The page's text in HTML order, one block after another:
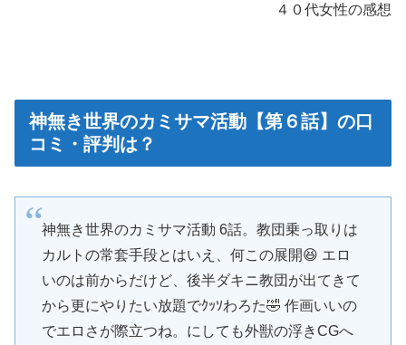
４０代女性の感想
神無き世界のカミサマ活動【第６話】の口
コミ・評判は？
神無き世界のカミサマ活動 6話。教団乗っ取りは
カルトの常套手段とはいえ、何この展開😆 エロ
いのは前からだけど、後半ダキニ教団が出てきて
から更にやりたい放題でｸｯｿわろた🤣 作画いいの
でエロさが際立つね。にしても外獣の浮きCGへ